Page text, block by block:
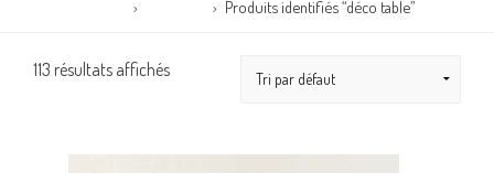
Produits identifiés “déco table”
113 résultats affichés